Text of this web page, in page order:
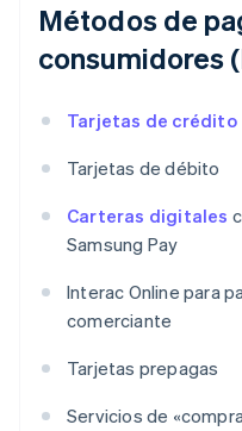
Métodos de
consumidores
Tarjetas de crédito
Tarjetas de débito
Carteras digitales
Samsung Pay
Interac Online para
comerciante
Tarjetas prepagas
Servicios de